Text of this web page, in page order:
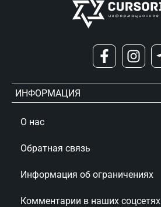
ИНФОРМАЦИЯ
О нас
Обратная связь
Информация об ограничениях
Комментарии в наших соцсетях